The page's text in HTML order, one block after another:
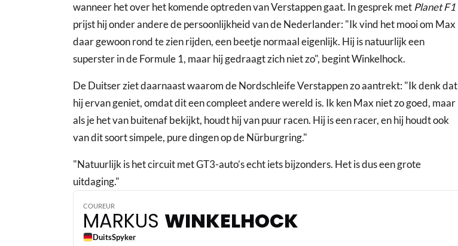
wanneer het over het komende optreden van Verstappen gaat. In gesprek metPlanet F1
prijst hij onder andere de persoonlijkheid van de Nederlander: "Ik vind het mooi om Max
daar gewoon rond te zien rijden, een beetje normaal eigenlijk. Hij is natuurlijk een
superster in de Formule 1, maar hij gedraagt zich niet zo", begint Winkelhock.
De Duitser ziet daarnaast waarom de Nordschleife Verstappen zo aantrekt: "Ik denk dat
hij ervan geniet, omdat dit een compleet andere wereld is. Ik ken Max niet zo goed, maar
als je het van buitenaf bekijkt, houdt hij van puur racen. Hij is een racer, en hij houdt ook
van dit soort simpele, pure dingen op de Nürburgring."
"Natuurlijk is het circuit met GT3-auto’s echt iets bijzonders. Het is dus een grote
uitdaging."
COUREUR
MARKUS WINKELHOCK
DuitsSpyker